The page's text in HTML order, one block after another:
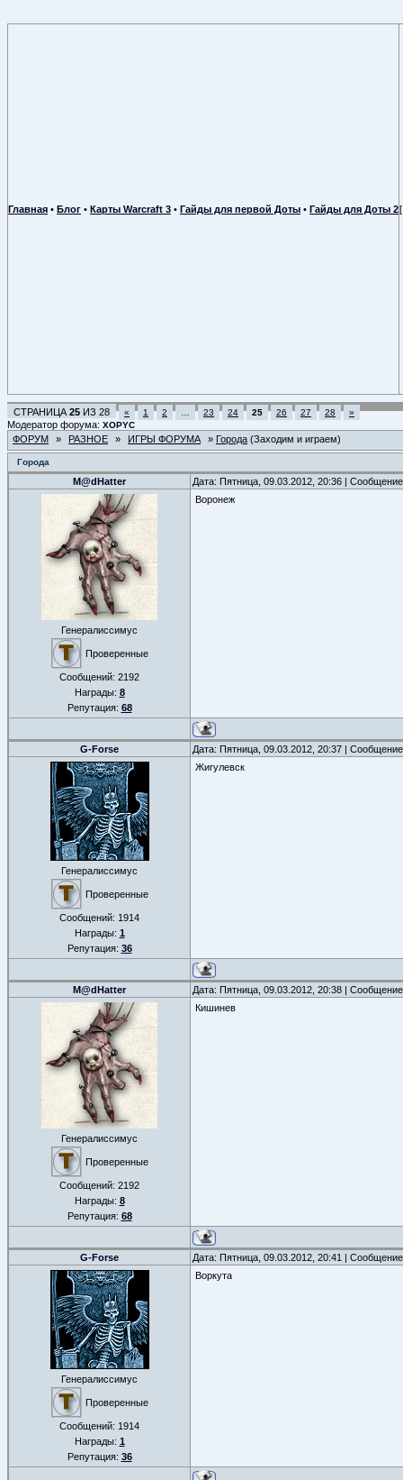
Главная • Блог • Карты Warcraft 3 • Гайды для первой Доты • Гайды для Доты 2
СТРАНИЦА 25 ИЗ 28 « 1 2 23 24 25 26 27 28 »
Модератор форума: XOPYC
ФОРУМ » РАЗНОЕ » ИГРЫ ФОРУМА » Города (Заходим и играем)
Города
M@dHatter Дата: Пятница, 09.03.2012, 20:36 |
Генералиссимус
Проверенные
Сообщений: 2192
Награды: 8
Репутация: 68
Воронеж
G-Forse Дата: Пятница, 09.03.2012, 20:37 |
Генералиссимус
Проверенные
Сообщений: 1914
Награды: 1
Репутация: 36
Жигулевск
M@dHatter Дата: Пятница, 09.03.2012, 20:38 |
Генералиссимус
Проверенные
Сообщений: 2192
Награды: 8
Репутация: 68
Кишинев
G-Forse Дата: Пятница, 09.03.2012, 20:41 |
Генералиссимус
Проверенные
Сообщений: 1914
Награды: 1
Репутация: 36
Воркута